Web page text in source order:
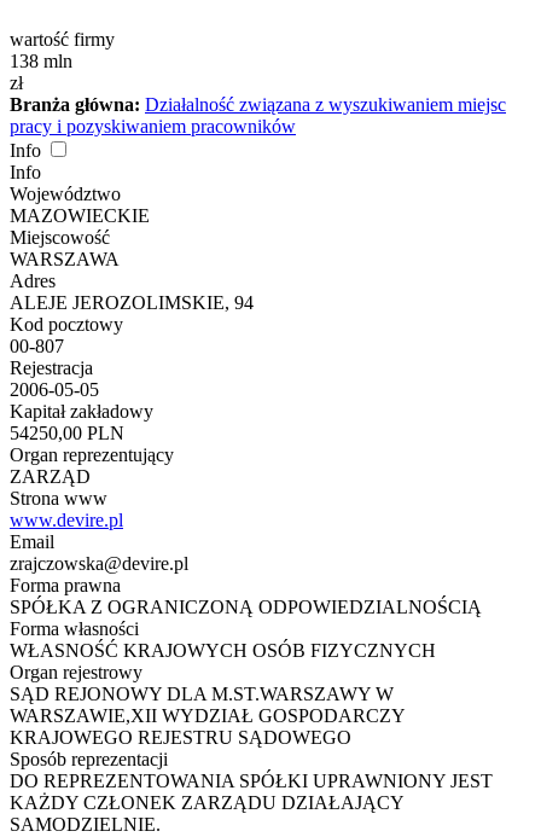
wartość firmy
138 mln
zł
Branża główna: Działalność związana z wyszukiwaniem miejsc
pracy i pozyskiwaniem pracowników
Info
Info
Województwo
MAZOWIECKIE
Miejscowość
WARSZAWA
Adres
ALEJE JEROZOLIMSKIE, 94
Kod pocztowy
00-807
Rejestracja
2006-05-05
Kapitał zakładowy
54250,00 PLN
Organ reprezentujący
ZARZĄD
Strona www
www.devire.pl
Email
zrajczowska@devire.pl
Forma prawna
SPÓŁKA Z OGRANICZONĄ ODPOWIEDZIALNOŚCIĄ
Forma własności
WŁASNOŚĆ KRAJOWYCH OSÓB FIZYCZNYCH
Organ rejestrowy
SĄD REJONOWY DLA M.ST.WARSZAWY W
WARSZAWIE,XII WYDZIAŁ GOSPODARCZY
KRAJOWEGO REJESTRU SĄDOWEGO
Sposób reprezentacji
DO REPREZENTOWANIA SPÓŁKI UPRAWNIONY JEST
KAŻDY CZŁONEK ZARZĄDU DZIAŁAJĄCY
SAMODZIELNIE.